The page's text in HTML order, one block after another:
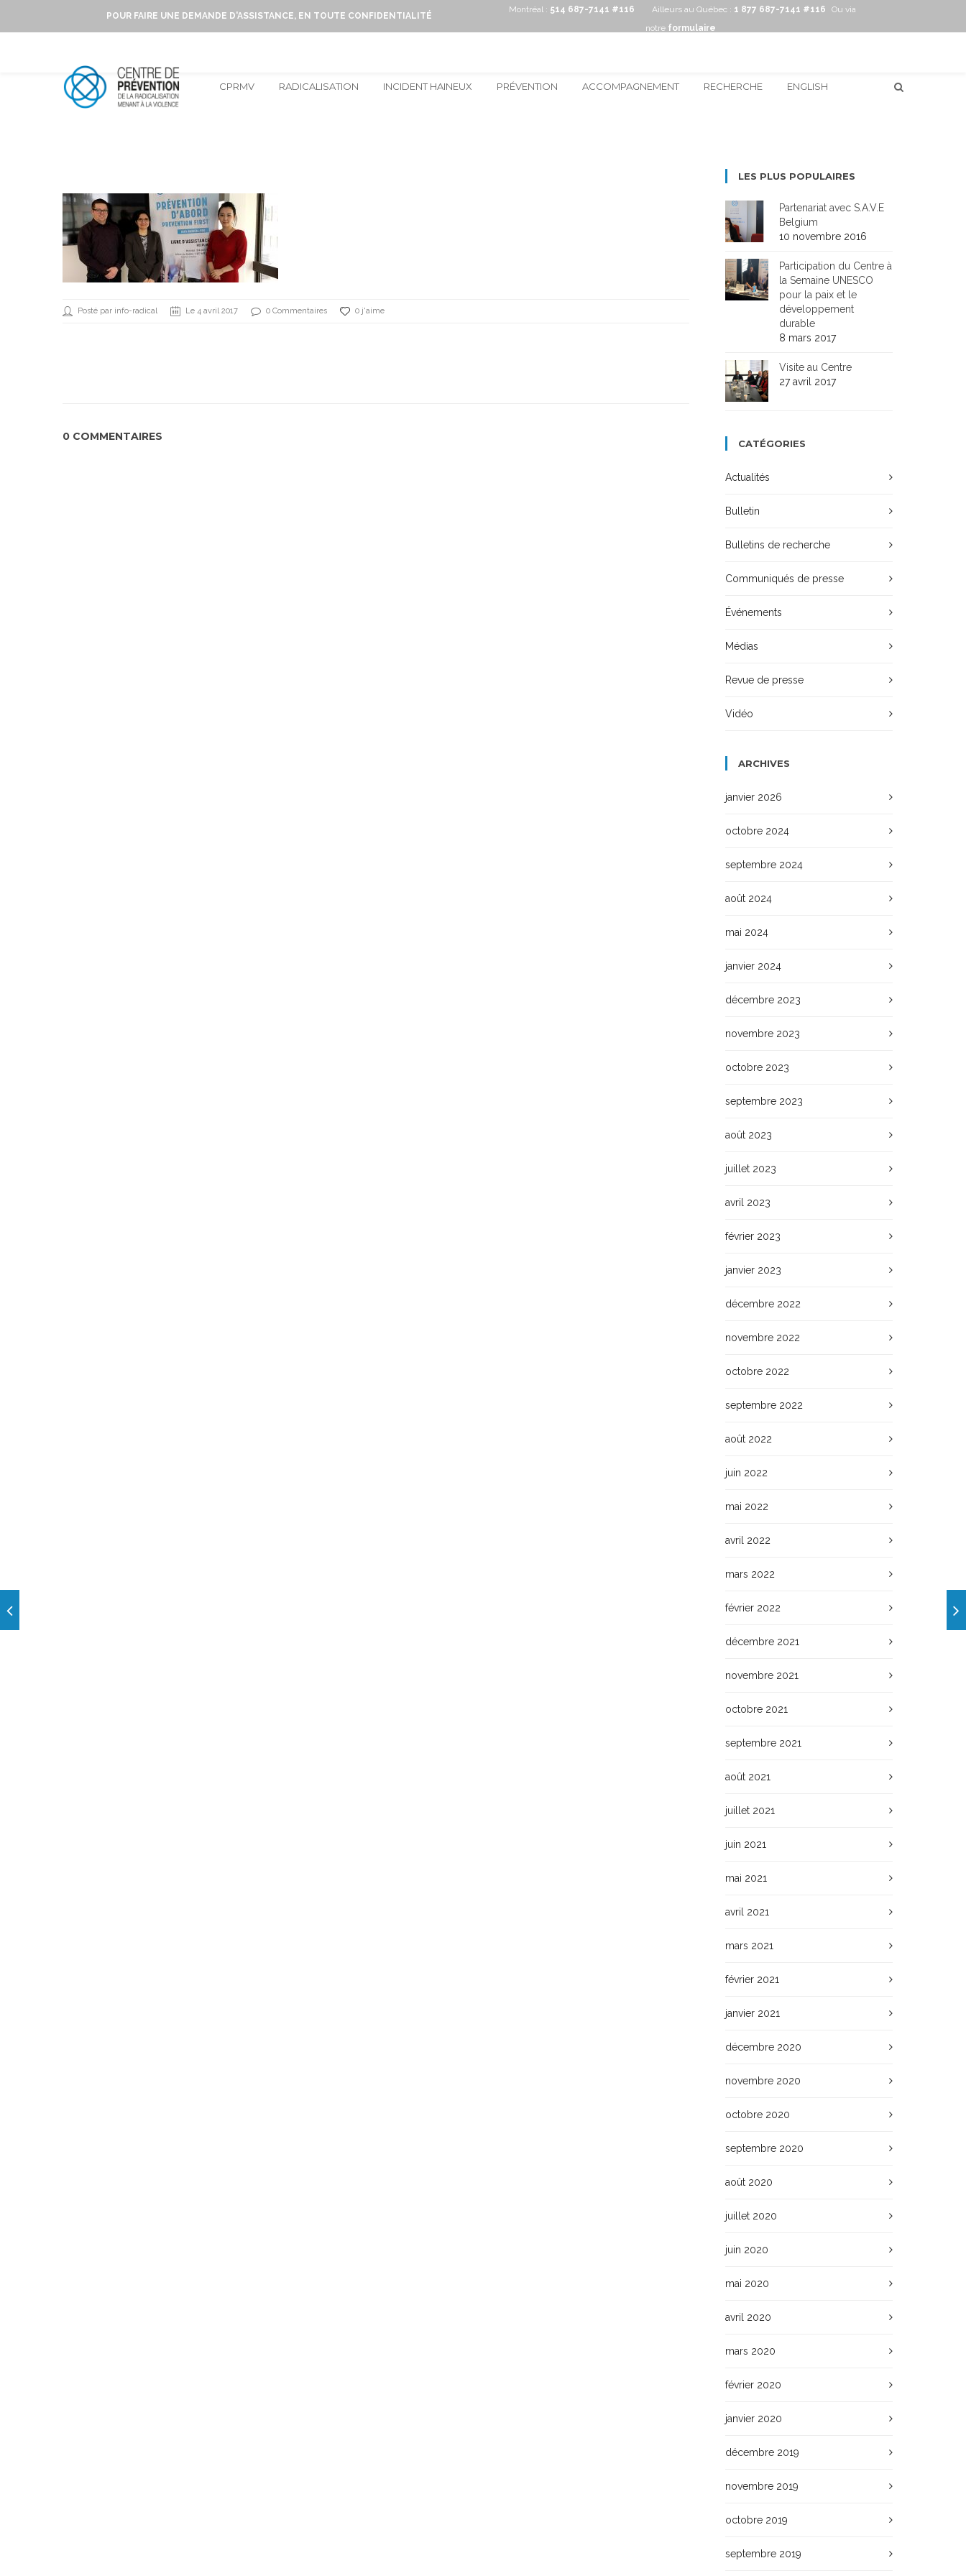
POUR FAIRE UNE DEMANDE D'ASSISTANCE, EN TOUTE CONFIDENTIALITÉ
Montréal : 514 687-7141 #116 Ailleurs au Québec : 1 877 687-7141 #116
Ou via
notre formulaire
CPRMV RADICALISATION INCIDENT HAINEUX PRÉVENTION ACCOMPAGNEMENT RECHERCHE ENGLISH
Posté par info-radical Le 4 avril 2017 0 Commentaires 0 j'aime
0 COMMENTAIRES
LES PLUS POPULAIRES
Partenariat avec S.A.V.E
Belgium
10 novembre 2016
Participation du Centre à
la Semaine UNESCO
pour la paix et le
développement
durable
8 mars 2017
Visite au Centre
27 avril 2017
CATÉGORIES
Actualités
Bulletin
Bulletins de recherche
Communiqués de presse
Événements
Médias
Revue de presse
Vidéo
ARCHIVES
janvier 2026
octobre 2024
septembre 2024
août 2024
mai 2024
janvier 2024
décembre 2023
novembre 2023
octobre 2023
septembre 2023
août 2023
juillet 2023
avril 2023
février 2023
janvier 2023
décembre 2022
novembre 2022
octobre 2022
septembre 2022
août 2022
juin 2022
mai 2022
avril 2022
mars 2022
février 2022
décembre 2021
novembre 2021
octobre 2021
septembre 2021
août 2021
juillet 2021
juin 2021
mai 2021
avril 2021
mars 2021
février 2021
janvier 2021
décembre 2020
novembre 2020
octobre 2020
septembre 2020
août 2020
juillet 2020
juin 2020
mai 2020
avril 2020
mars 2020
février 2020
janvier 2020
décembre 2019
novembre 2019
octobre 2019
septembre 2019